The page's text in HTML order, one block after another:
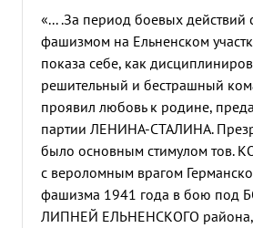
«... .За период боевых действий
фашизмом на Ельненском
показа себе, как
решительный и бестрашный
проявил любовь к родине,
партии ЛЕНИНА-СТАЛИНА.
было основным стимулом тов.
с вероломным врагом
фашизма 1941 года в бою под
ЛИПНЕЙ ЕЛЬНЕНСКОГО